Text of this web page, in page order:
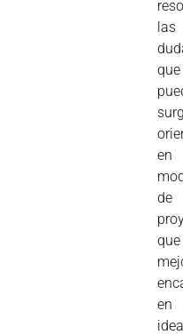
las
que
de
que